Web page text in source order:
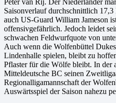
Saisonverlauf durchschnittlich
auch US-Guard William Jameson
offensivgefährlich. Jedoch leidet
schwachen Feldwurfquote von
Auch wenn die Wolfenbüttel
Lindenhalle spielen, bleibt zu
Pflaster für die Wölfe bleibt. In der
Mitteldeutsche BC seinen
Regionalligamannschaft der
Auswärtsspiel der Saison nahezu